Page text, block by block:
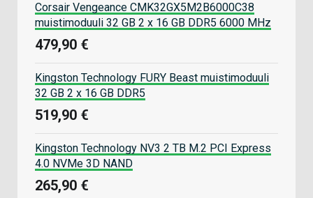
Corsair Vengeance CMK32GX5M2B6000C38
muistimoduuli 32 GB 2 x 16 GB DDR5 6000 MHz
479,90 €
Kingston Technology FURY Beast muistimoduuli
32 GB 2 x 16 GB DDR5
519,90 €
Kingston Technology NV3 2 TB M.2 PCI Express
4.0 NVMe 3D NAND
265,90 €